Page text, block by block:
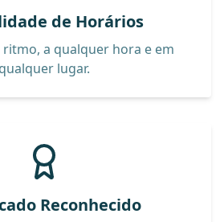
de Horários
ritmo, a qualquer hora e em
qualquer lugar.
Reconhecido